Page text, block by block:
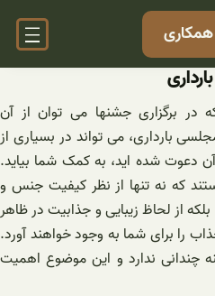
همکاری
برگزاری جشنها می توان از آن
بارداری، می تواند در بسیاری از
دعوت شده اید، به کمک شما بیاید.
که نه تنها از نظر کیفیت جنس و
از لحاظ زیبایی و جذابیت در ظاهر
را برای شما به وجود خواهند آورد.
چندانی ندارد و این موضوع اهمیت